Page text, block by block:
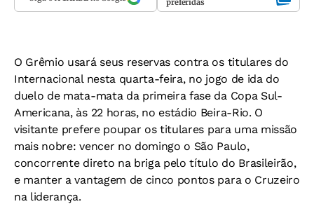
preferidas
O Grêmio usará seus reservas contra os titulares do
Internacional nesta quarta-feira, no jogo de ida do
duelo de mata-mata da primeira fase da Copa Sul-
Americana, às 22 horas, no estádio Beira-Rio. O
visitante prefere poupar os titulares para uma missão
mais nobre: vencer no domingo o São Paulo,
concorrente direto na briga pelo título do Brasileirão,
e manter a vantagem de cinco pontos para o Cruzeiro
na liderança.